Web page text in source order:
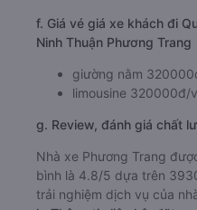
f. Giá vé giá xe khách đi
Ninh Thuận Phương Trang
giường nằm
limousine 320000đ/
g. Review, đánh giá chất
Nhà xe Phương Trang
bình là 4.8/5 dựa trên
trải nghiệm dịch vụ của